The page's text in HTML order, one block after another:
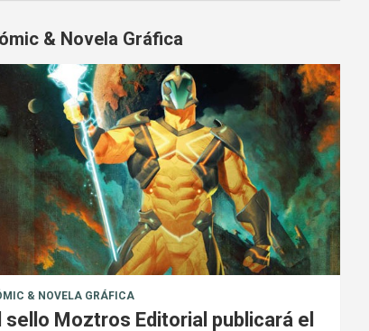
& Novela Gráfica
& NOVELA GRÁFICA
sello Moztros Editorial publicará el